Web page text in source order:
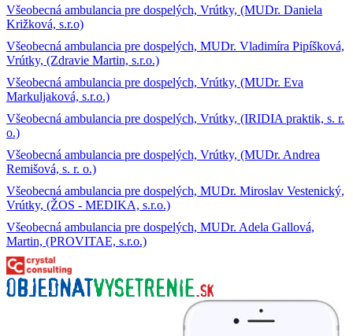
Všeobecná ambulancia pre dospelých, Vrútky, (MUDr. Daniela
Križková, s.r.o)
Všeobecná ambulancia pre dospelých, MUDr. Vladimíra Pipíšková,
Vrútky, (Zdravie Martin, s.r.o.)
Všeobecná ambulancia pre dospelých, Vrútky, (MUDr. Eva
Markuljaková, s.r.o.)
Všeobecná ambulancia pre dospelých, Vrútky, (IRIDIA praktik, s. r.
o.)
Všeobecná ambulancia pre dospelých, Vrútky, (MUDr. Andrea
Remišová, s. r. o.)
Všeobecná ambulancia pre dospelých, MUDr. Miroslav Vestenický,
Vrútky, (ŽOS - MEDIKA, s.r.o.)
Všeobecná ambulancia pre dospelých, MUDr. Adela Gallová,
Martin, (PROVITAE, s.r.o.)